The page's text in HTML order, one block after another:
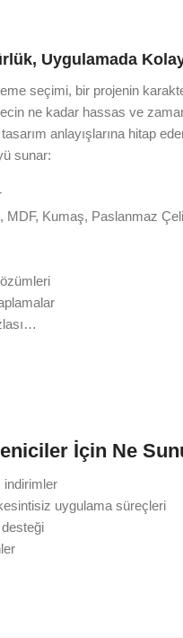
Uygulamada
seçimi, bir projenin
ne kadar hassas ve
tasarım anlayışlarına hitap
sunar:
MDF, Kumaş, Paslanmaz
İçin Ne
indirimler
uygulama süreçleri